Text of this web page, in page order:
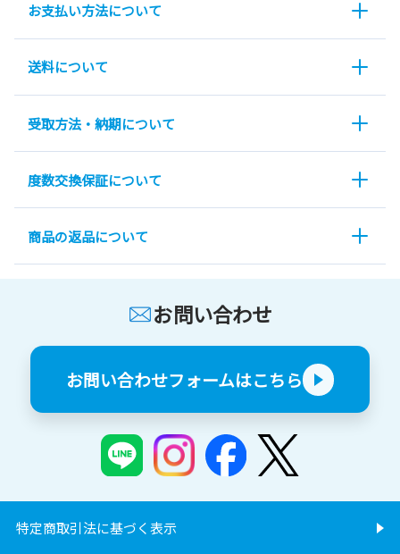
お支払い方法について
送料について
受取方法・納期について
度数交換保証について
商品の返品について
お問い合わせ
お問い合わせフォームはこちら
特定商取引法に基づく表示